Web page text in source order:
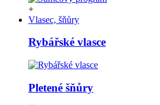
+
Vlasec, šňůry
Rybářské vlasce
Pletené šňůry